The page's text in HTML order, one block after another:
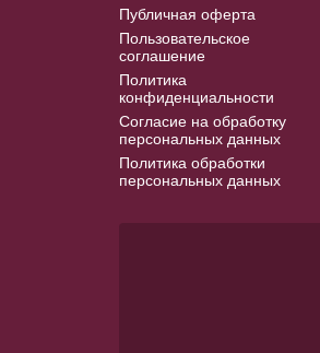
Публичная оферта
Пользовательское
соглашение
Политика
конфиденциальности
Согласие на обработку
персональных данных
Политика обработки
персональных данных